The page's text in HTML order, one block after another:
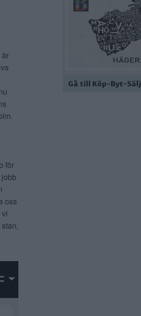
är
för
oss
Gå till Köp-Byt-Sälj